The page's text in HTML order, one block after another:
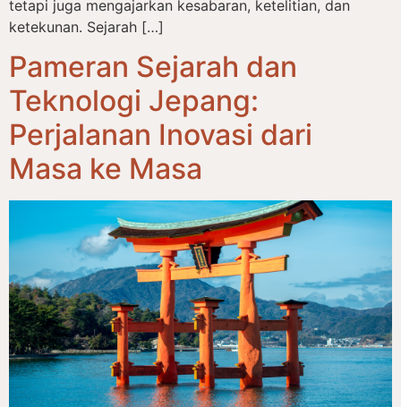
tetapi juga mengajarkan kesabaran, ketelitian, dan
ketekunan. Sejarah […]
Pameran Sejarah dan
Teknologi Jepang:
Perjalanan Inovasi dari
Masa ke Masa